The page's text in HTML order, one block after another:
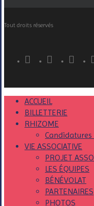
Tout droits réservés
ACCUEIL
BILLETTERIE
RHIZOME
VIE ASSOCIATIVE
PROJET
LES ÉQUIPES
BÉNÉVOLAT
PARTENAIRES
PHOTOS